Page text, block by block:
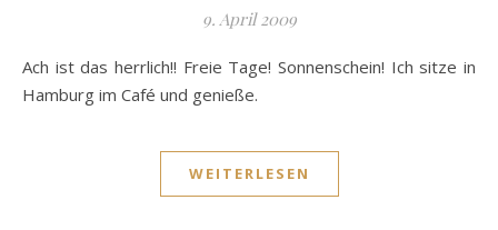
9. April 2009
Ach ist das herrlich!! Freie Tage! Sonnenschein! Ich sitze in
Hamburg im Café und genieße.
WEITERLESEN